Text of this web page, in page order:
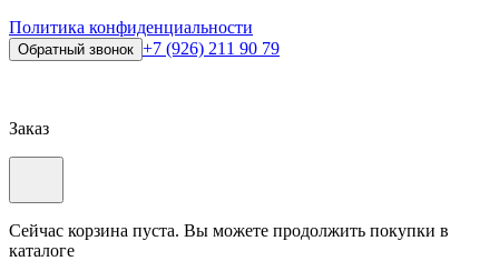
Политика конфиденциальности
Обратный звонок +7 (926) 211 90 79
Заказ
Сейчас корзина пуста. Вы можете продолжить покупки в
каталоге